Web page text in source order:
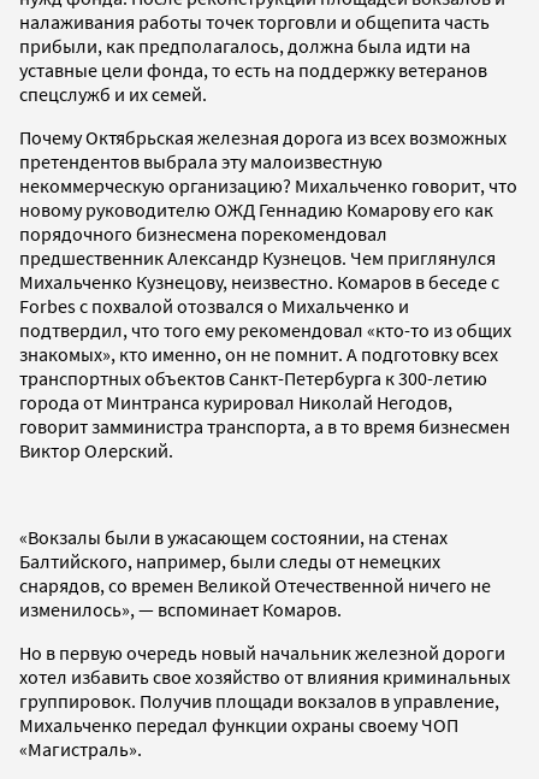
налаживания работы точек торговли и общепита часть
прибыли, как предполагалось, должна была идти на
уставные цели фонда, то есть на поддержку ветеранов
спецслужб и их семей.
Почему Октябрьская железная дорога из всех возможных
претендентов выбрала эту малоизвестную
некоммерческую организацию? Михальченко говорит, что
новому руководителю ОЖД Геннадию Комарову его как
порядочного бизнесмена порекомендовал
предшественник Александр Кузнецов. Чем приглянулся
Михальченко Кузнецову, неизвестно. Комаров в беседе с
Forbes с похвалой отозвался о Михальченко и
подтвердил, что того ему рекомендовал «кто-то из общих
знакомых», кто именно, он не помнит. А подготовку всех
транспортных объектов Санкт-Петербурга к 300-летию
города от Минтранса курировал Николай Негодов,
говорит замминистра транспорта, а в то время бизнесмен
Виктор Олерский.
«Вокзалы были в ужасающем состоянии, на стенах
Балтийского, например, были следы от немецких
снарядов, со времен Великой Отечественной ничего не
изменилось», — вспоминает Комаров.
Но в первую очередь новый начальник железной дороги
хотел избавить свое хозяйство от влияния криминальных
группировок. Получив площади вокзалов в управление,
Михальченко передал функции охраны своему ЧОП
«Магистраль».